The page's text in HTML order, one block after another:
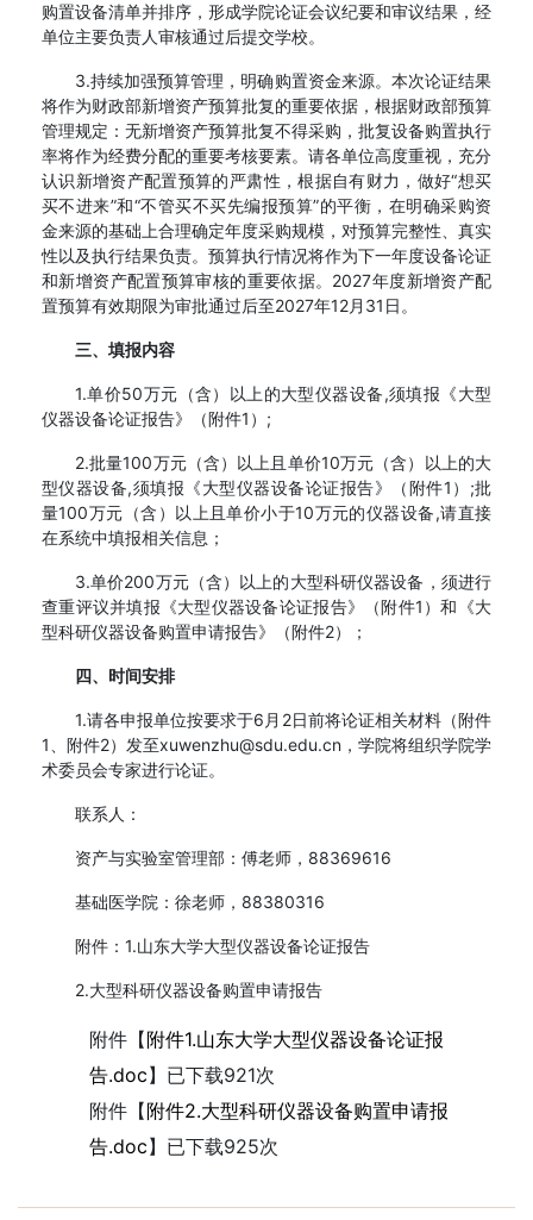
购置设备清单并排序，形成学院论证会议纪要和审议结果，经
单位主要负责人审核通过后提交学校。
3.持续加强预算管理，明确购置资金来源。本次论证结果
将作为财政部新增资产预算批复的重要依据，根据财政部预算
管理规定：无新增资产预算批复不得采购，批复设备购置执行
率将作为经费分配的重要考核要素。请各单位高度重视，充分
认识新增资产配置预算的严肃性，根据自有财力，做好“想买
买不进来”和“不管买不买先编报预算”的平衡，在明确采购资
金来源的基础上合理确定年度采购规模，对预算完整性、真实
性以及执行结果负责。预算执行情况将作为下一年度设备论证
和新增资产配置预算审核的重要依据。2027年度新增资产配
置预算有效期限为审批通过后至2027年12月31日。
三、填报内容
1.单价50万元（含）以上的大型仪器设备,须填报《大型
仪器设备论证报告》（附件1）;
2.批量100万元（含）以上且单价10万元（含）以上的大
型仪器设备,须填报《大型仪器设备论证报告》（附件1）;批
量100万元（含）以上且单价小于10万元的仪器设备,请直接
在系统中填报相关信息；
3.单价200万元（含）以上的大型科研仪器设备，须进行
查重评议并填报《大型仪器设备论证报告》（附件1）和《大
型科研仪器设备购置申请报告》（附件2）；
四、时间安排
1.请各申报单位按要求于6月2日前将论证相关材料（附件
1、附件2）发至xuwenzhu@sdu.edu.cn，学院将组织学院学
术委员会专家进行论证。
联系人：
资产与实验室管理部：傅老师，88369616
基础医学院：徐老师，88380316
附件：1.山东大学大型仪器设备论证报告
2.大型科研仪器设备购置申请报告
附件【附件1.山东大学大型仪器设备论证报
告.doc】已下载921次
附件【附件2.大型科研仪器设备购置申请报
告.doc】已下载925次